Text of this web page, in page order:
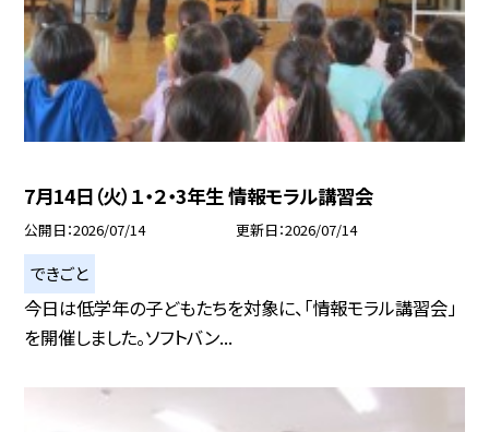
7月14日（火）１・２・3年生 情報モラル講習会
公開日 2026/07/14 更新日 2026/07/14
できごと
今日は低学年の子どもたちを対象に、「情報モラル講習会」
を開催しました。ソフトバン...